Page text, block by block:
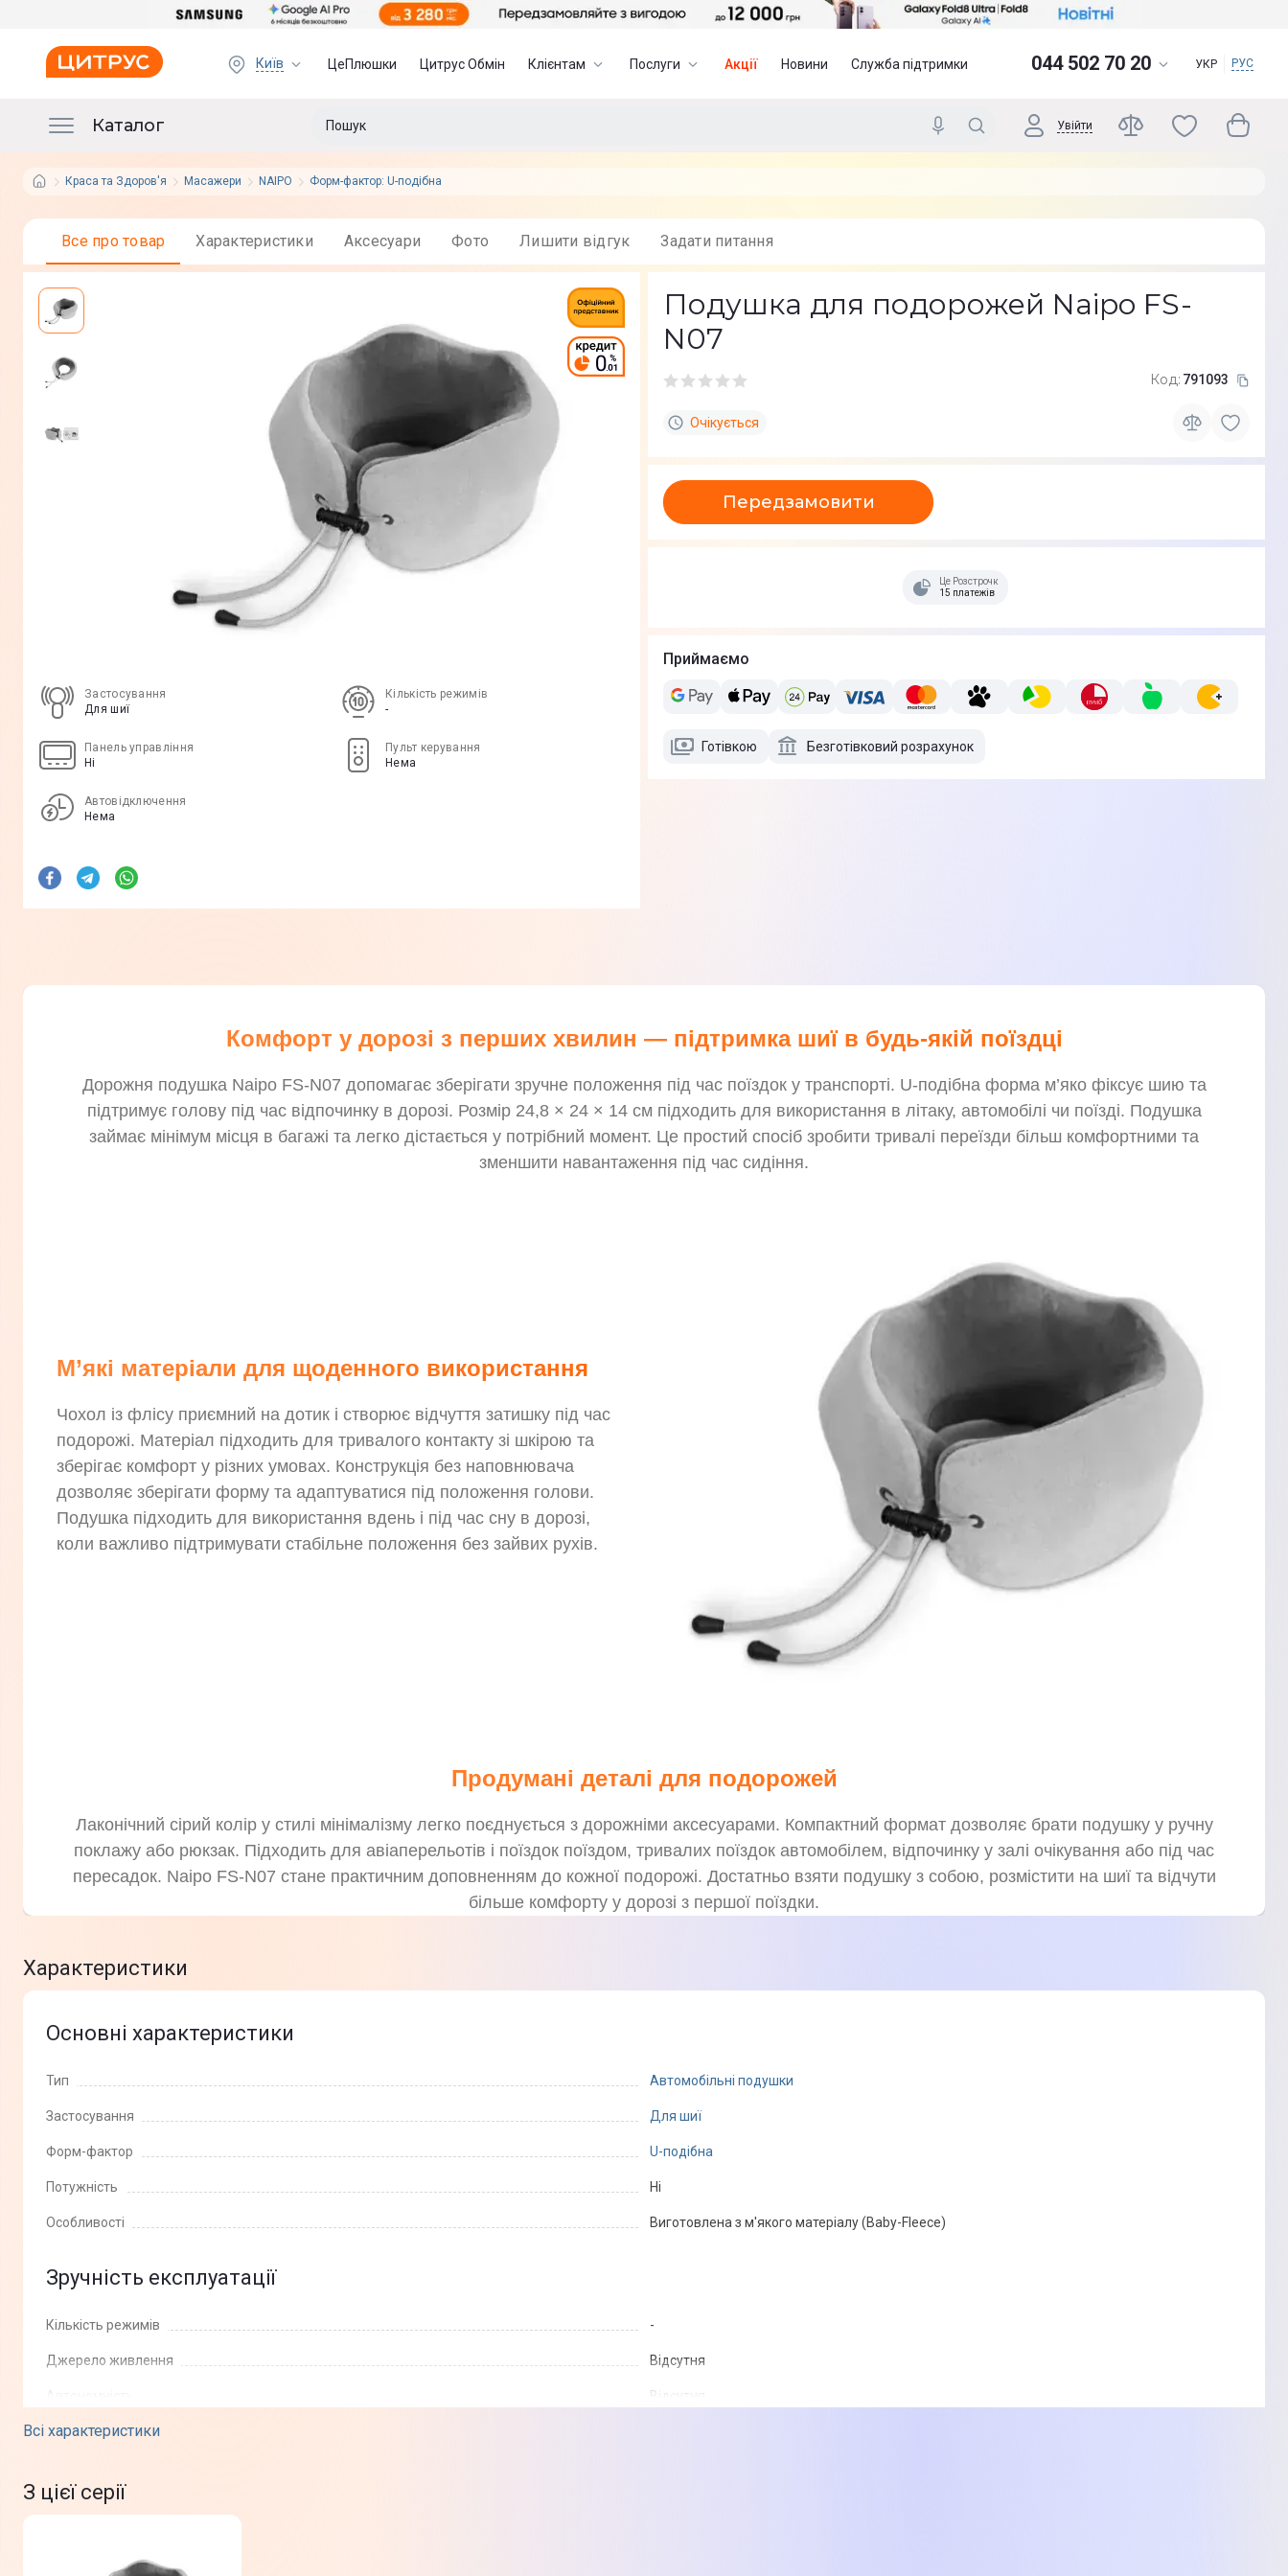
Київ ЦеПлюшки Цитрус Обмін Клієнтам Послуги Акції Новини Служба підтримки 044 502 70 20 УКР РУС
Каталог Увійти
Краса та Здоров'я Масажери NAIPO Форм-фактор: U-подібна
Все про товар Характеристики Аксесуари Фото Лишити вiдгук Задати питання
Застосування
Для шиї
Кількість режимів
-
Панель управління
Ні
Пульт керування
Нема
Автовідключення
Нема
Подушка для подорожей Naipo FS-
N07
Код: 791093
Очікується
Передзамовити
Це Розстрочка
15 платежів
Приймаємо
Готівкою Безготівковий розрахунок
Комфорт у дорозі з перших хвилин — підтримка шиї в будь-якій поїздці
Дорожня подушка Naipo FS-N07 допомагає зберігати зручне положення під час поїздок у транспорті. U-подібна форма м’яко фіксує шию та
підтримує голову під час відпочинку в дорозі. Розмір 24,8 × 24 × 14 см підходить для використання в літаку, автомобілі чи поїзді. Подушка
займає мінімум місця в багажі та легко дістається у потрібний момент. Це простий спосіб зробити тривалі переїзди більш комфортними та
зменшити навантаження під час сидіння.
М’які матеріали для щоденного використання
Чохол із флісу приємний на дотик і створює відчуття затишку під час
подорожі. Матеріал підходить для тривалого контакту зі шкірою та
зберігає комфорт у різних умовах. Конструкція без наповнювача
дозволяє зберігати форму та адаптуватися під положення голови.
Подушка підходить для використання вдень і під час сну в дорозі,
коли важливо підтримувати стабільне положення без зайвих рухів.
Продумані деталі для подорожей
Лаконічний сірий колір у стилі мінімалізму легко поєднується з дорожніми аксесуарами. Компактний формат дозволяє брати подушку у ручну
поклажу або рюкзак. Підходить для авіаперельотів і поїздок поїздом, тривалих поїздок автомобілем, відпочинку у залі очікування або під час
пересадок. Naipo FS-N07 стане практичним доповненням до кожної подорожі. Достатньо взяти подушку з собою, розмістити на шиї та відчути
більше комфорту у дорозі з першої поїздки.
Характеристики
Всі характеристики
Основні характеристики
Тип Автомобільні подушки
Застосування Для шиї
Форм-фактор U-подібна
Потужність Ні
Особливості Виготовлена ​​з м'якого матеріалу (Baby-Fleece)
Зручність експлуатації
Кількість режимів -
Джерело живлення Відсутня
Відсутня
Панель управління
Автовідключення
З цієї серії